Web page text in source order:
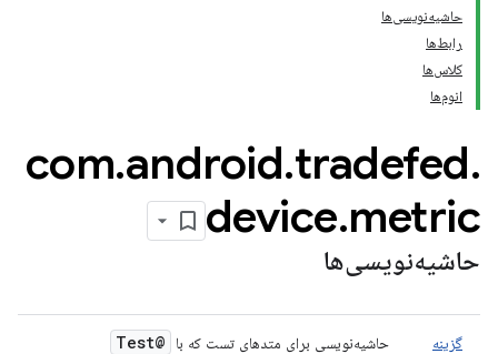
حاشیه‌نویسی‌ها
رابط‌ها
کلاس‌ها
انوم‌ها
com.android.tradefed.
device.metric
حاشیه‌نویسی‌ها
گزینه
حاشیه‌نویسی برای متدهای تست که با @Test